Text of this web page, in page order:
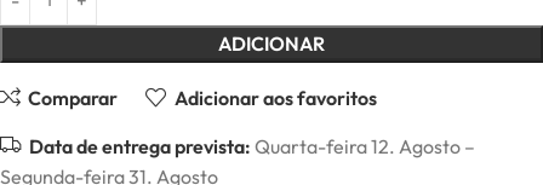
ADICIONAR
Comparar Adicionar aos favoritos
Data de entrega prevista: Quarta-feira 12. Agosto –
Segunda-feira 31. Agosto